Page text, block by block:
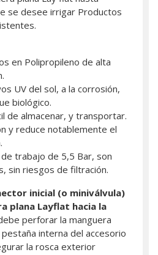
se desee irrigar Productos
en Polipropileno de alta
UV del sol, a la corrosión,
biológico.
de almacenar, y transportar.
y reduce notablemente el
trabajo de 5,5 Bar, son
sin riesgos de filtración.
inicial (o miniválvula)
plana Layflat hacia la
perforar la manguera
interna del accesorio
la rosca exterior